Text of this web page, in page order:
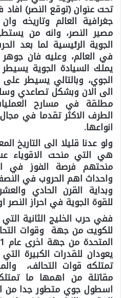
تحت عنوان (توقع النصر)
جغرافية العالم وتاريخه
مصير النصر، وانه من
الجوية الرئيسية لما بعد
في العالم، وعليه فان
يملك السيادة الجوية
الجوي، وبالتالي يسيطر
الى الان وبشكل تصاعدي
مطلقة في مسارح
الطرف الاكثر تقدما في
انواعها.
ولو عدنا قليلا الى التاريخ
هي التي منحت الاقوياء
منحتهم فرصة الفوز في
واحداث اهم الحروب في
وبداية القرن الحادي
للقوة الجوية في احراز
ففي حرب الخليج الثانية
للكويت من جهة وقوات
يعودان للقدرات الكبيرة
تمتلكه قوات التحالف،
مقاتلة من اهمها ما
اسطول جوي متطور جدا من